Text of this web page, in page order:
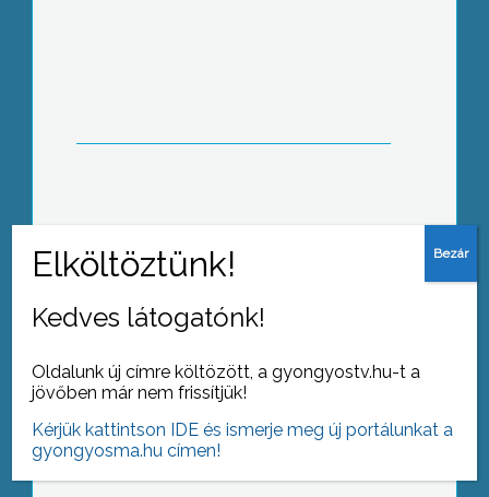
ovisoknak 1 millió Ft értékben
A szociális rendelet módosításáról, és
egyéb, a időseket is érintő szociális
kérdésekről tartottak tanácskozást a
Polgármesteri Hivatal Dísztermében
Kedves látogatónk!
Oldalunk új címre költözött, a gyongyostv.hu-t a
jövőben már nem frissítjük!
Kérjük kattintson IDE és ismerje meg új portálunkat a
gyongyosma.hu címen!